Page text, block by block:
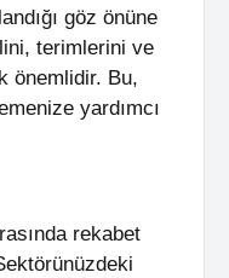
göz önüne
terimlerini ve
önemlidir. Bu,
yardımcı
rekabet